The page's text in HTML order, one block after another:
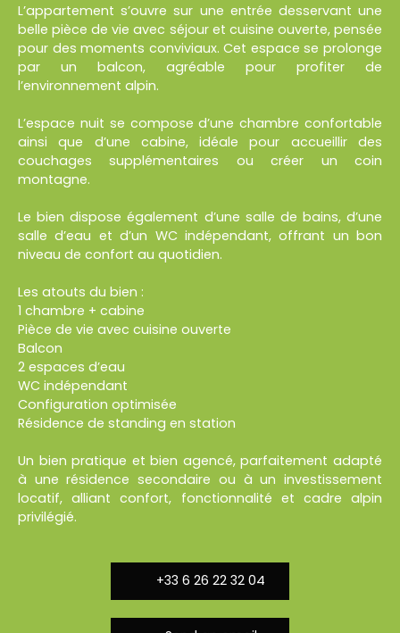
L’appartement s’ouvre sur une entrée desservant une
belle pièce de vie avec séjour et cuisine ouverte, pensée
pour des moments conviviaux. Cet espace se prolonge
par un balcon, agréable pour profiter de
l’environnement alpin.
L’espace nuit se compose d’une chambre confortable
ainsi que d’une cabine, idéale pour accueillir des
couchages supplémentaires ou créer un coin
montagne.
Le bien dispose également d’une salle de bains, d’une
salle d’eau et d’un WC indépendant, offrant un bon
niveau de confort au quotidien.
Les atouts du bien :
1 chambre + cabine
Pièce de vie avec cuisine ouverte
Balcon
2 espaces d’eau
WC indépendant
Configuration optimisée
Résidence de standing en station
Un bien pratique et bien agencé, parfaitement adapté
à une résidence secondaire ou à un investissement
locatif, alliant confort, fonctionnalité et cadre alpin
privilégié.
+33 6 26 22 32 04